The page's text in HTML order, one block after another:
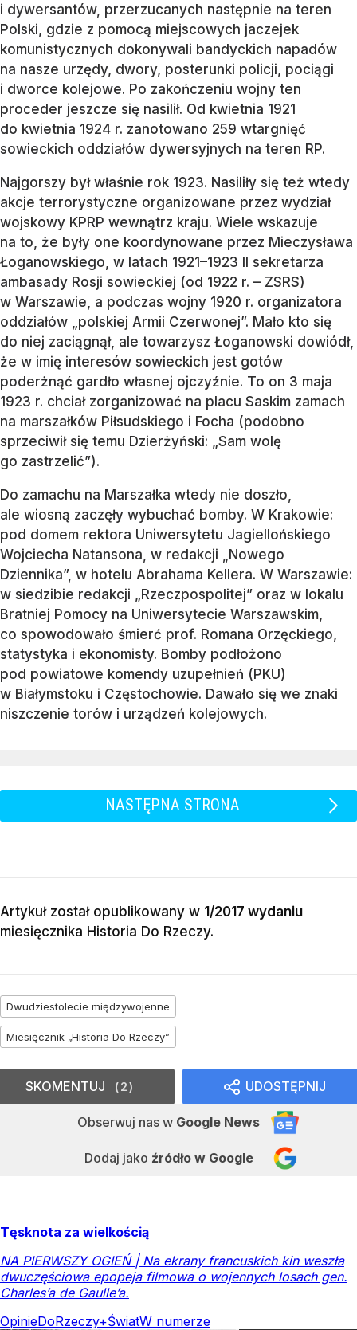
i dywersantów, przerzucanych następnie na teren
Polski, gdzie z pomocą miejscowych jaczejek
komunistycznych dokonywali bandyckich napadów
na nasze urzędy, dwory, posterunki policji, pociągi
i dworce kolejowe. Po zakończeniu wojny ten
proceder jeszcze się nasilił. Od kwietnia 1921
do kwietnia 1924 r. zanotowano 259 wtargnięć
sowieckich oddziałów dywersyjnych na teren RP.
Najgorszy był właśnie rok 1923. Nasiliły się też wtedy
akcje terrorystyczne organizowane przez wydział
wojskowy KPRP wewnątrz kraju. Wiele wskazuje
na to, że były one koordynowane przez Mieczysława
Łoganowskiego, w latach 1921–1923 II sekretarza
ambasady Rosji sowieckiej (od 1922 r. – ZSRS)
w Warszawie, a podczas wojny 1920 r. organizatora
oddziałów „polskiej Armii Czerwonej”. Mało kto się
do niej zaciągnął, ale towarzysz Łoganowski dowiódł,
że w imię interesów sowieckich jest gotów
poderżnąć gardło własnej ojczyźnie. To on 3 maja
1923 r. chciał zorganizować na placu Saskim zamach
na marszałków Piłsudskiego i Focha (podobno
sprzeciwił się temu Dzierżyński: „Sam wolę
go zastrzelić”).
Do zamachu na Marszałka wtedy nie doszło,
ale wiosną zaczęły wybuchać bomby. W Krakowie:
pod domem rektora Uniwersytetu Jagiellońskiego
Wojciecha Natansona, w redakcji „Nowego
Dziennika”, w hotelu Abrahama Kellera. W Warszawie:
w siedzibie redakcji „Rzeczpospolitej” oraz w lokalu
Bratniej Pomocy na Uniwersytecie Warszawskim,
co spowodowało śmierć prof. Romana Orzęckiego,
statystyka i ekonomisty. Bomby podłożono
pod powiatowe komendy uzupełnień (PKU)
w Białymstoku i Częstochowie. Dawało się we znaki
niszczenie torów i urządzeń kolejowych.
NASTĘPNA STRONA
Artykuł został opublikowany w 1/2017 wydaniu
miesięcznika Historia Do Rzeczy.
Dwudziestolecie międzywojenne
Miesięcznik „Historia Do Rzeczy”
UDOSTĘPNIJ
Obserwuj nas w Google News
Dodaj jako źródło w Google
SKOMENTUJ 2
Tęsknota za wielkością
NA PIERWSZY OGIEŃ | Na ekrany francuskich kin weszła
dwuczęściowa epopeja filmowa o wojennych losach gen.
Charles’a de Gaulle’a.
OpinieDoRzeczy+ŚwiatW numerze